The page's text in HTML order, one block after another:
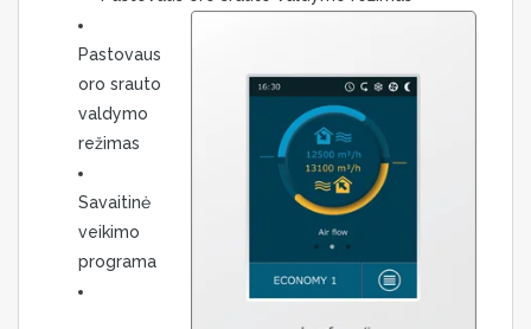
Pastovaus
oro srauto
valdymo
režimas
Savaitinė
veikimo
programa